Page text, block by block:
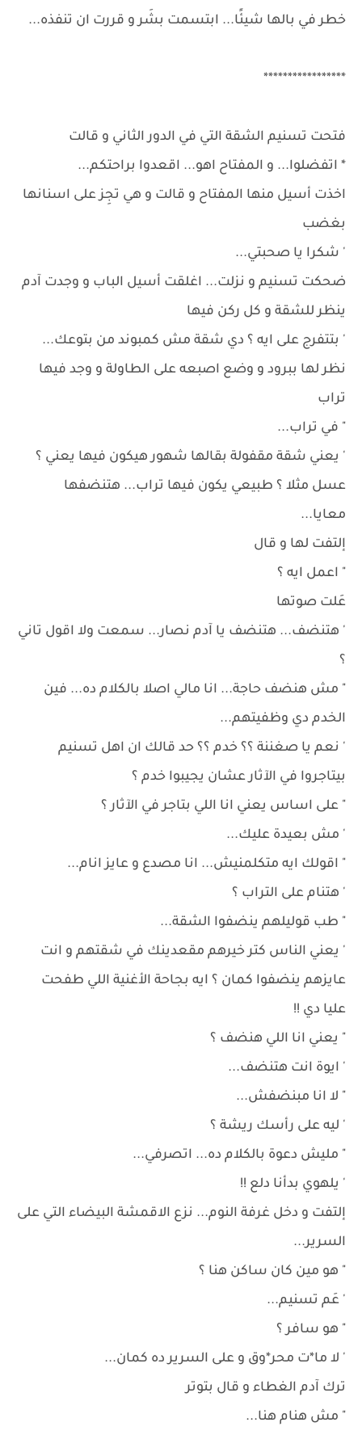
خطر في بالها شيئًا... ابتسمت بشَر و قررت ان تنفذه...
*****************
فتحت تسنيم الشقة التي في الدور الثاني و قالت
* اتفضلوا... و المفتاح اهو... اقعدوا براحتكم...
اخذت أسيل منها المفتاح و قالت و هي تجِز على اسنانها
بغضب
' شكرا يا صحبتي...
ضحكت تسنيم و نزلت... اغلقت أسيل الباب و وجدت آدم
ينظر للشقة و كل ركن فيها
' بتتفرج على ايه ؟ دي شقة مش كمبوند من بتوعك...
نظر لها ببرود و وضع اصبعه على الطاولة و وجد فيها
تراب
" في تراب...
' يعني شقة مقفولة بقالها شهور هيكون فيها يعني ؟
عسل مثلا ؟ طبيعي يكون فيها تراب... هتنضفها
معايا...
إلتفت لها و قال
" اعمل ايه ؟
عَلت صوتها
' هتنضف... هتنضف يا آدم نصار... سمعت ولا اقول تاني
؟
" مش هنضف حاجة... انا مالي اصلا بالكلام ده... فين
الخدم دي وظفيتهم...
' نعم يا صغننة ؟؟ خدم ؟؟ حد قالك ان اهل تسنيم
بيتاجروا في الآثار عشان يجيبوا خدم ؟
" على اساس يعني انا اللي بتاجر في الآثار ؟
' مش بعيدة عليك...
" اقولك ايه متكلمنيش... انا مصدع و عايز انام...
' هتنام على التراب ؟
" طب قوليلهم ينضفوا الشقة...
' يعني الناس كتر خيرهم مقعدينك في شقتهم و انت
عايزهم ينضفوا كمان ؟ ايه بجاحة الأغنية اللي طفحت
عليا دي !!
" يعني انا اللي هنضف ؟
' ايوة انت هتنضف...
" لا انا مبنضفش...
' ليه على رأسك ريشة ؟
" مليش دعوة بالكلام ده... اتصرفي...
' يلهوي بدأنا دلع !!
إلتفت و دخل غرفة النوم... نزع الاقمشة البيضاء التي على
السرير...
" هو مين كان ساكن هنا ؟
' عَم تسنيم...
" هو سافر ؟
' لا ما*ت محر*وق و على السرير ده كمان...
ترك آدم الغطاء و قال بتوتر
" مش هنام هنا...